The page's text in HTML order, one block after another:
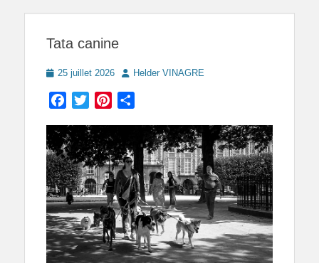
Tata canine
Posted
25 juillet 2026 AuthorHelder VINAGRE
Facebook
TwitterPinterest